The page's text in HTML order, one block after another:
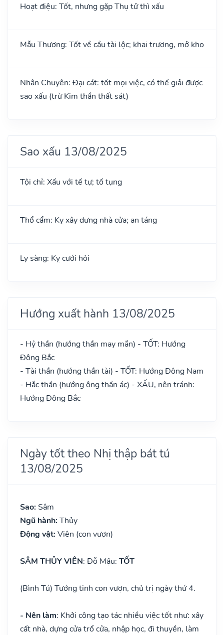
Hoạt điệu: Tốt, nhưng gặp Thụ tử thì xấu
Mẫu Thương: Tốt về cầu tài lộc; khai trương, mở kho
Nhân Chuyên: Đại cát: tốt mọi việc, có thể giải được
sao xấu (trừ Kim thần thất sát)
Sao xấu 13/08/2025
Tội chỉ: Xấu với tế tự; tố tụng
Thổ cẩm: Kỵ xây dựng nhà cửa; an táng
Ly sàng: Kỵ cưới hỏi
Hướng xuất hành 13/08/2025
- Hỷ thần (hướng thần may mắn) - TỐT: Hướng
Đông Bắc
- Tài thần (hướng thần tài) - TỐT: Hướng Đông Nam
- Hắc thần (hướng ông thần ác) - XẤU, nên tránh:
Hướng Đông Bắc
Ngày tốt theo Nhị thập bát tú
13/08/2025
Sao: Sâm
Ngũ hành: Thủy
Động vật: Viên (con vượn)
SÂM THỦY VIÊN: Đỗ Mậu: TỐT
(Bình Tú) Tướng tinh con vượn, chủ trị ngày thứ 4.
- Nên làm: Khởi công tạo tác nhiều việc tốt như: xây
cất nhà, dựng cửa trổ cửa, nhập học, đi thuyền, làm